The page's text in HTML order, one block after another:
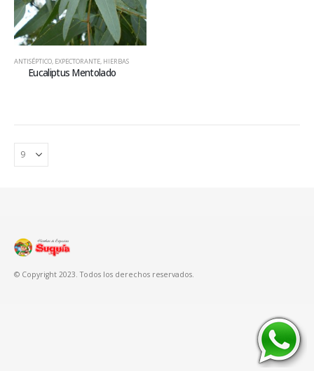
ANTISÉPTICO, EXPECTORANTE, HIERBAS
Eucaliptus Mentolado
© Copyright 2023. Todos los derechos reservados.